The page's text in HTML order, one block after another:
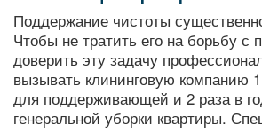
Поддержание чистоты
Чтобы не тратить его на борьбу
доверить эту задачу
вызывать клининговую компанию
для поддерживающей и 2 раза в
генеральной уборки квартиры.